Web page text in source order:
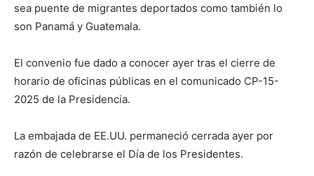
sea puente de migrantes deportados como también lo
son Panamá y Guatemala.
El convenio fue dado a conocer ayer tras el cierre de
horario de oficinas públicas en el comunicado CP-15-
2025 de la Presidencia.
La embajada de EE.UU. permaneció cerrada ayer por
razón de celebrarse el Día de los Presidentes.